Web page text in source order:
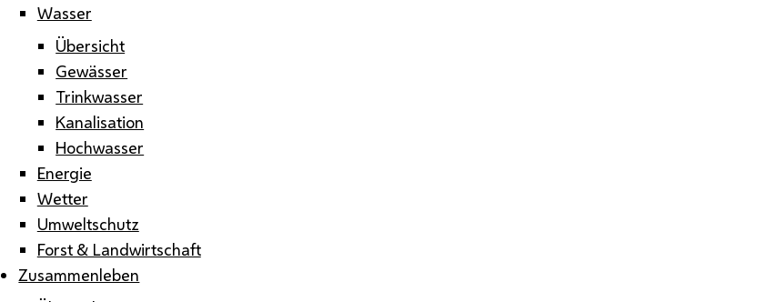
Wasser
Übersicht
Gewässer
Trinkwasser
Kanalisation
Hochwasser
Energie
Wetter
Umweltschutz
Forst & Landwirtschaft
Zusammenleben